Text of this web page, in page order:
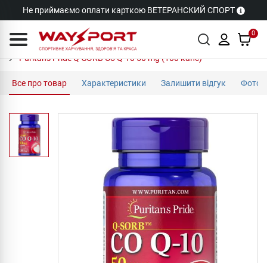
Не приймаємо оплати карткою ВЕТЕРАНСКИЙ СПОРТ
0
Puritan's Pride Q-SORB Co Q-10 50 mg (100 капс)
Все про товар Характеристики Залишити відгук Фото